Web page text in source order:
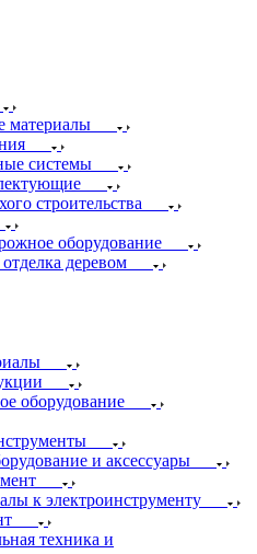
материалы
системы
строительства
оборудование
деревом
оборудование
и аксессуары
к электроинструменту
техника и